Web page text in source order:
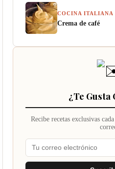
COCINA ITALIANA
Crema de café
¿Te Gusta
Recibe recetas exclusivas